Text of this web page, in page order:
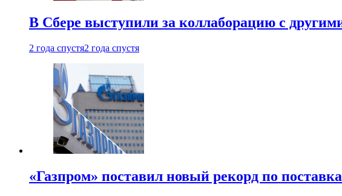
В Сбере выступили за коллаборацию с
2 года спустя2 года спустя
«Газпром» поставил новый рекорд по